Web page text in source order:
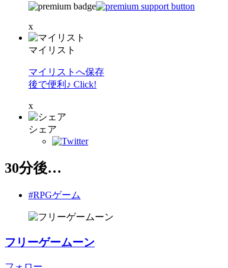
x
マイリスト
マイリストへ保存
後で便利♪ Click!
x
シェア
30分後…
#RPGゲーム
フリーゲームーン